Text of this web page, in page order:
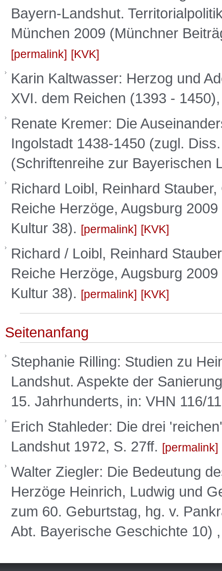
Bayern-Landshut.
München 2009 (Münchner
permalink KVK
Karin Kaltwasser: Herzog und
XVI. dem Reichen (1393 -
Renate Kremer: Die
Ingolstadt 1438-1450 (zugl.
(Schriftenreihe zur Bayerischen
Richard Loibl, Reinhard
Reiche Herzöge, Augsburg
Kultur 38).
permalink KVK
Richard / Loibl, Reinhard
Reiche Herzöge, Augsburg
Kultur 38).
permalink KVK
Seitenanfang
Stephanie Rilling: Studien zu
Landshut. Aspekte der
15. Jahrhunderts, in: VHN 116/
Erich Stahleder: Die drei
Landshut 1972, S. 27ff.
permalink
Walter Ziegler: Die Bedeutung
Herzöge Heinrich, Ludwig und
zum 60. Geburtstag, hg. v.
Abt. Bayerische Geschichte 10)